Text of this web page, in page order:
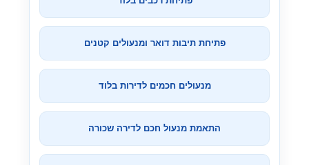
פתיחת תיבות דואר ומנעולים קטנים
מנעולים חכמים לדירות בלוד
התאמת מנעול חכם לדירה שכורה